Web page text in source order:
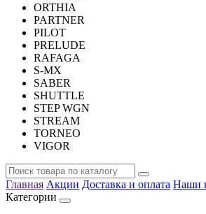
ORTHIA
PARTNER
PILOT
PRELUDE
RAFAGA
S-MX
SABER
SHUTTLE
STEP WGN
STREAM
TORNEO
VIGOR
Главная Акции Доставка и оплата Наши
Категории